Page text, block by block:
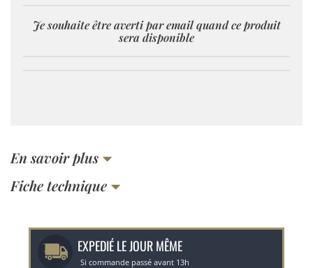
Je souhaite être averti par email quand ce produit
sera disponible
En savoir plus
Fiche technique
EXPEDIÉ LE JOUR MÊME
Si commande passé avant 13h